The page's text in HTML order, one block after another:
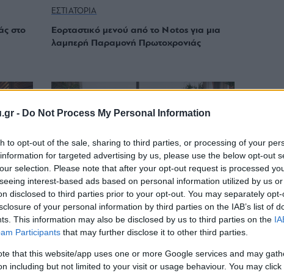
- Do Not Process My Personal Information
to opt-out of the sale, sharing to third parties, or processing of your
for targeted advertising by us, please use the below opt-out
selection. Please note that after your opt-out request is processed
interest-based ads based on personal information utilized by us
disclosed to third parties prior to your opt-out. You may separately
of your personal information by third parties on the IAB’s list of
This information may also be disclosed by us to third parties on the
Participants that may further disclose it to other third parties.
that this website/app uses one or more Google services and may
including but not limited to your visit or usage behaviour. You may
στο
ΕΣΤΙΑΤΟΡΙΑ
Εορταστικό μενού από το Notos για μια
λαμπερή Παραμονή Πρωτοχρονιάς
Coast
ΕΣΤΙΑΤΟΡΙΑ
Ρεβεγιόν Πρωτοχρονιάς στο Εν Πλω της
Βουλιαγμένης